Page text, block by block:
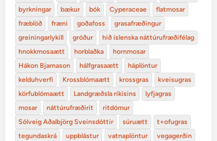
byrkningar
bækur bók Cyperaceae
flatmosar
fræblöð
fræni goðafoss
grasafræðingur
greiningarlykill
gróður
hið íslenska náttúrufræðifélag
hnokkmosaætt
horblaðka
hornmosar
Hákon Bjarnason
hálfgrasaætt
háplöntur
kelduhverfi
Krossblómaætt krossgras
kveisugras
körfublómaætt
Landgræðsla ríkisins
lyfjagras
mosar
náttúrufræðirit
ritdómur
Sólveig Aðalbjörg Sveinsdóttir
súruætt
t+ofugras
tegundaskrá
uppblástur vatnaplöntur
vegagerðin